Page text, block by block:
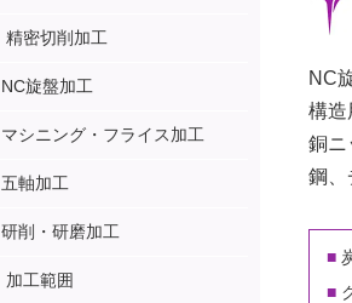
NC
構造
銅ニ
鋼、
精密切削加工
NC旋盤加工
マシニング・フライス加工
五軸加工
研削・研磨加工
加工範囲